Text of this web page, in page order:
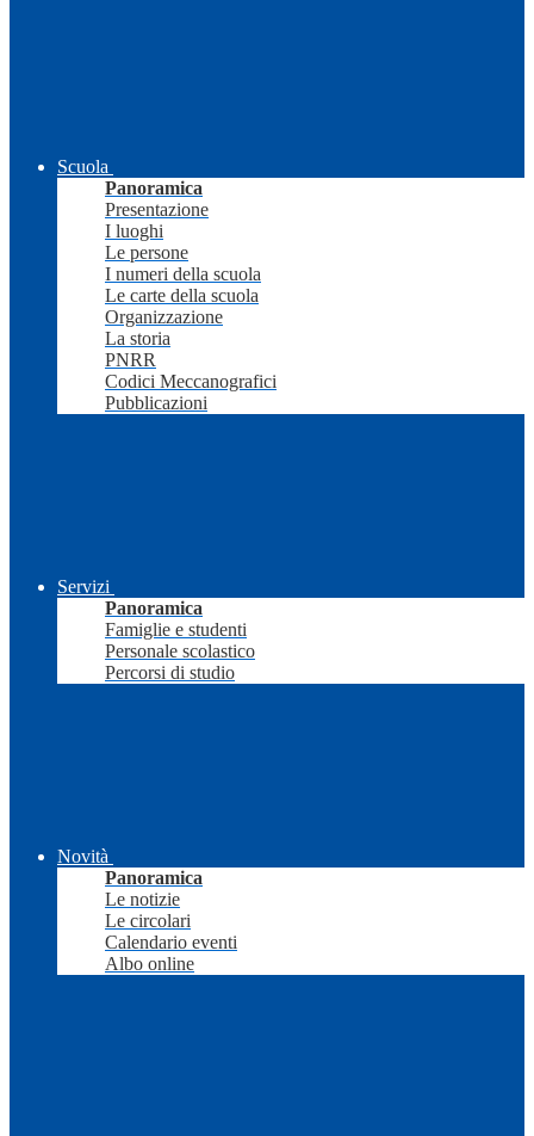
Scuola
Panoramica
Presentazione
I luoghi
Le persone
I numeri della scuola
Le carte della scuola
Organizzazione
La storia
PNRR
Codici Meccanografici
Pubblicazioni
Servizi
Panoramica
Famiglie e studenti
Personale scolastico
Percorsi di studio
Novità
Panoramica
Le notizie
Le circolari
Calendario eventi
Albo online